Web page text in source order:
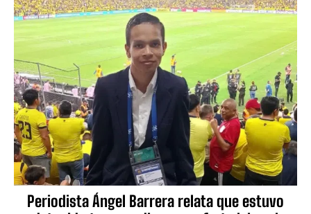
Periodista Ángel Barrera relata que estuvo